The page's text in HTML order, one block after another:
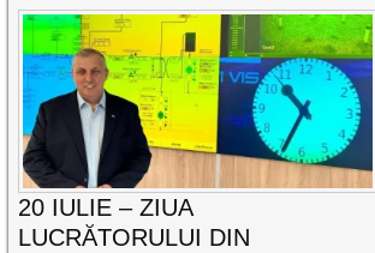
20 IULIE – ZIUA
LUCRĂTORULUI DIN